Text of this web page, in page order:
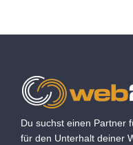
Du suchst einen Partner
für den Unterhalt deiner